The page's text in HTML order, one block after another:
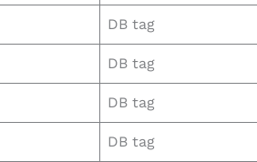
DB tag
DB tag
DB tag
DB tag